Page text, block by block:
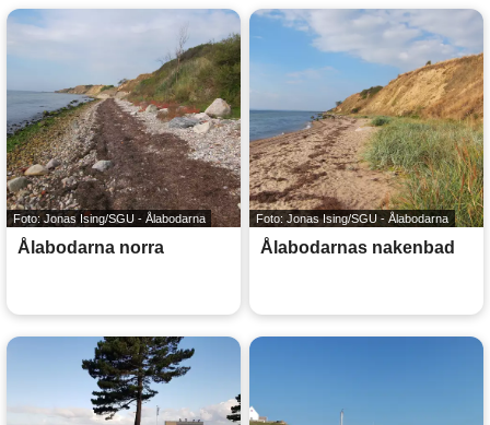
Foto: Jonas Ising/SGU - Ålabodarna
Ålabodarna norra
Foto: Jonas Ising/SGU - Ålabodarna
Ålabodarnas nakenbad